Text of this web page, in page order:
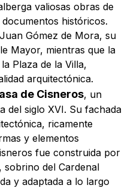
valiosas obras de
históricos.
Gómez de Mora, su
Mayor, mientras que la
Plaza de la Villa,
arquitectónica.
de Cisneros, un
del siglo XVI. Su fachada
ricamente
y elementos
fue construida por
sobrino del Cardenal
y adaptada a lo largo